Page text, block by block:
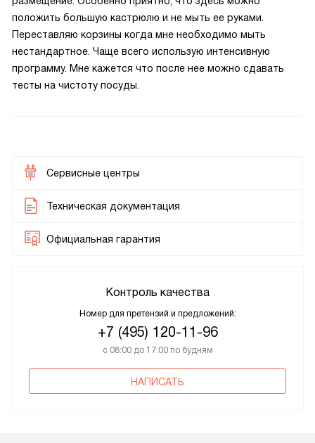
положить большую кастрюлю и не мыть ее руками.
Переставляю корзины когда мне необходимо мыть
нестандартное. Чаще всего использую интенсивную
программу. Мне кажется что после нее можно сдавать
тесты на чистоту посуды.
Сервисные центры
Техническая документация
Официальная гарантия
Контроль качества
Номер для претензий и предложений:
+7 (495) 120-11-96
с 08:00 до 17:00 по будням
НАПИСАТЬ